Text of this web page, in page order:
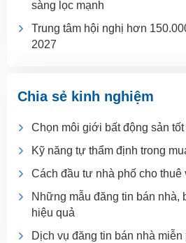
sàng lọc mạnh
Trung tâm hội nghị hơn
2027
Chia sẻ kinh nghiệm
Chọn môi giới bất động sản
Kỹ năng tự thẩm định trong
Cách đầu tư nhà phố cho thuê
Những mẫu đăng tin bán nhà,
hiệu quả
Dịch vụ đăng tin bán nhà miễn